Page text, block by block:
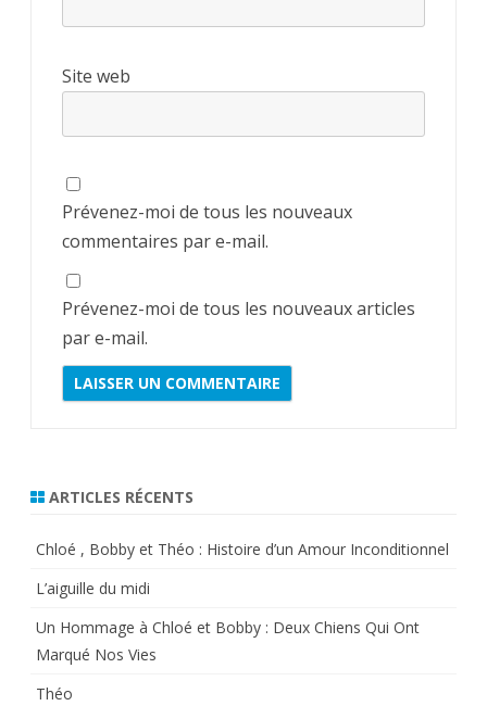
Site web
Prévenez-moi de tous les nouveaux
commentaires par e-mail.
Prévenez-moi de tous les nouveaux articles
par e-mail.
ARTICLES RÉCENTS
Chloé , Bobby et Théo : Histoire d’un Amour Inconditionnel
L’aiguille du midi
Un Hommage à Chloé et Bobby : Deux Chiens Qui Ont
Marqué Nos Vies
Théo